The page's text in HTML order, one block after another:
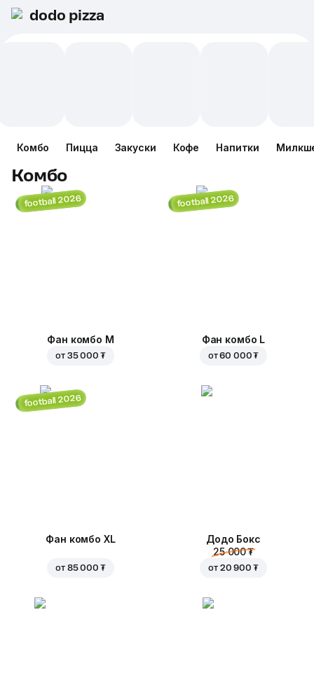
dodo pizza
Комбо Пицца Закуски Кофе Напитки
Комбо
football 2026
Фан комбо М
от 35 000 ₮
football 2026
Фан комбо L
от60 000 ₮
football 2026
Фан комбо XL
от 85 000 ₮
Додо Бокс
25 000 ₮
от 20 900 ₮